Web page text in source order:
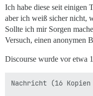
Ich habe diese seit einigen
aber ich weiß sicher nicht,
Sollte ich mir Sorgen
Versuch, einen anonymen
Discourse wurde vor etwa
Nachricht (16 Kopien